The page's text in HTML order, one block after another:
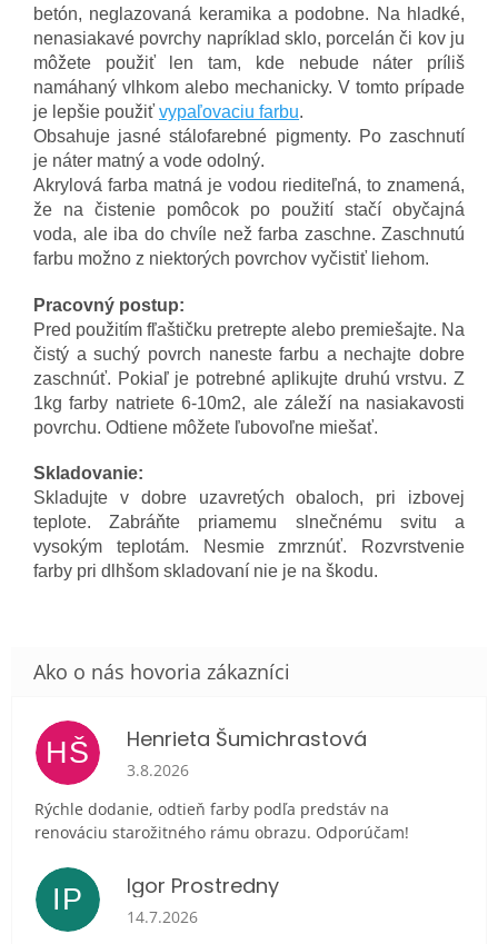
betón, neglazovaná keramika a podobne. Na hladké,
nenasiakavé povrchy napríklad sklo, porcelán či kov ju
môžete použiť len tam, kde nebude náter príliš
namáhaný vlhkom alebo mechanicky. V tomto prípade
je lepšie použiť vypaľovaciu farbu.
Obsahuje jasné stálofarebné pigmenty. Po zaschnutí
je náter matný a vode odolný.
Akrylová farba matná je vodou riediteľná, to znamená,
že na čistenie pomôcok po použití stačí obyčajná
voda, ale iba do chvíle než farba zaschne. Zaschnutú
farbu možno z niektorých povrchov vyčistiť liehom.
Pracovný postup:
Pred použitím fľaštičku pretrepte alebo premiešajte. Na
čistý a suchý povrch naneste farbu a nechajte dobre
zaschnúť. Pokiaľ je potrebné aplikujte druhú vrstvu. Z
1kg farby natriete 6-10m2, ale záleží na nasiakavosti
povrchu. Odtiene môžete ľubovoľne miešať.
Skladovanie:
Skladujte v dobre uzavretých obaloch, pri izbovej
teplote. Zabráňte priamemu slnečnému svitu a
vysokým teplotám. Nesmie zmrznúť. Rozvrstvenie
farby pri dlhšom skladovaní nie je na škodu.
HŠ Henrieta Šumichrastová
Hodnotenie obchodu je 5 z 5 hviezdičiek.
3.8.2026
Rýchle dodanie, odtieň farby podľa predstáv na
renováciu starožitného rámu obrazu. Odporúčam!
IP Igor Prostredny
Hodnotenie obchodu je 5 z 5 hviezdičiek.
14.7.2026